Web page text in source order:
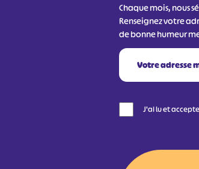
Chaque mois, nous
Renseignez votre
de bonne humeur
J'ai lu et